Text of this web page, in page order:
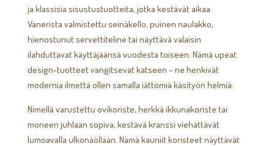
ja klassisia sisustustuotteita, jotka kestävät aikaa.
Vanerista valmistettu seinäkello, puinen naulakko,
hienostunut servettiteline tai näyttävä valaisin
ilahduttavat käyttäjäänsä vuodesta toiseen. Nämä upeat
design-tuotteet vangitsevat katseen – ne henkivät
modernia ilmettä ollen samalla iättömiä käsityön helmiä.
Nimellä varustettu ovikoriste, herkkä ikkunakoriste tai
moneen juhlaan sopiva, kestävä kranssi viehättävät
lumoavalla ulkonäöllään. Nämä kauniit koristeet näyttävät